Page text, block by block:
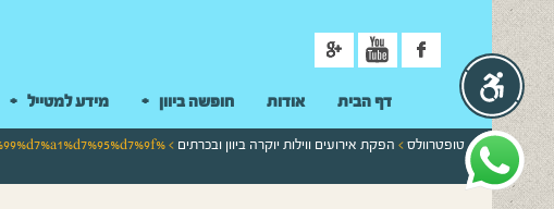
דף הבית אודות חופשה ביוון מידע למטייל
טופטרוולס > הפקת אירועים ווילות יוקרה ביוון ובכרתים > %d7%90%d7%97%d7%95%d7%96%d7%aa-%d7%9e%d7%99%d7%99%d7%a1%d7%95%d7%9f